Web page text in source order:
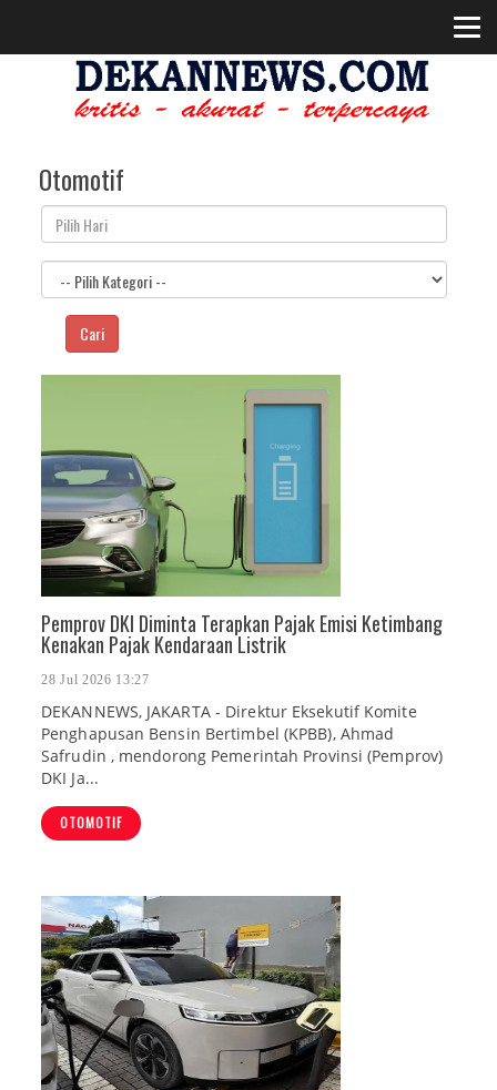
Otomotif
Cari
Pemprov DKI Diminta Terapkan Pajak Emisi Ketimbang
Kenakan Pajak Kendaraan Listrik
28 Jul 2026 13:27
DEKANNEWS, JAKARTA - Direktur Eksekutif Komite
Penghapusan Bensin Bertimbel (KPBB), Ahmad
Safrudin , mendorong Pemerintah Provinsi (Pemprov)
DKI Ja...
OTOMOTIF